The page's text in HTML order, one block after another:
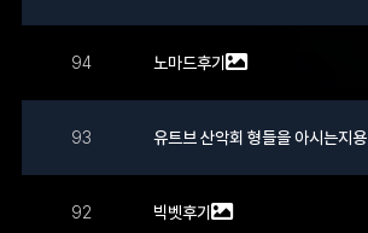
94 노마드후기
93 유트브 산악회 형들을 아시는지용
92 빅벳후기